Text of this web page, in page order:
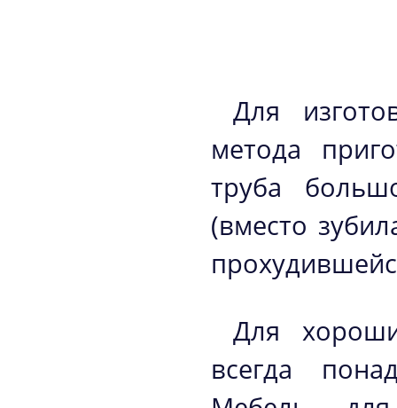
Для
метода
труба
(вместо
Для
всегда